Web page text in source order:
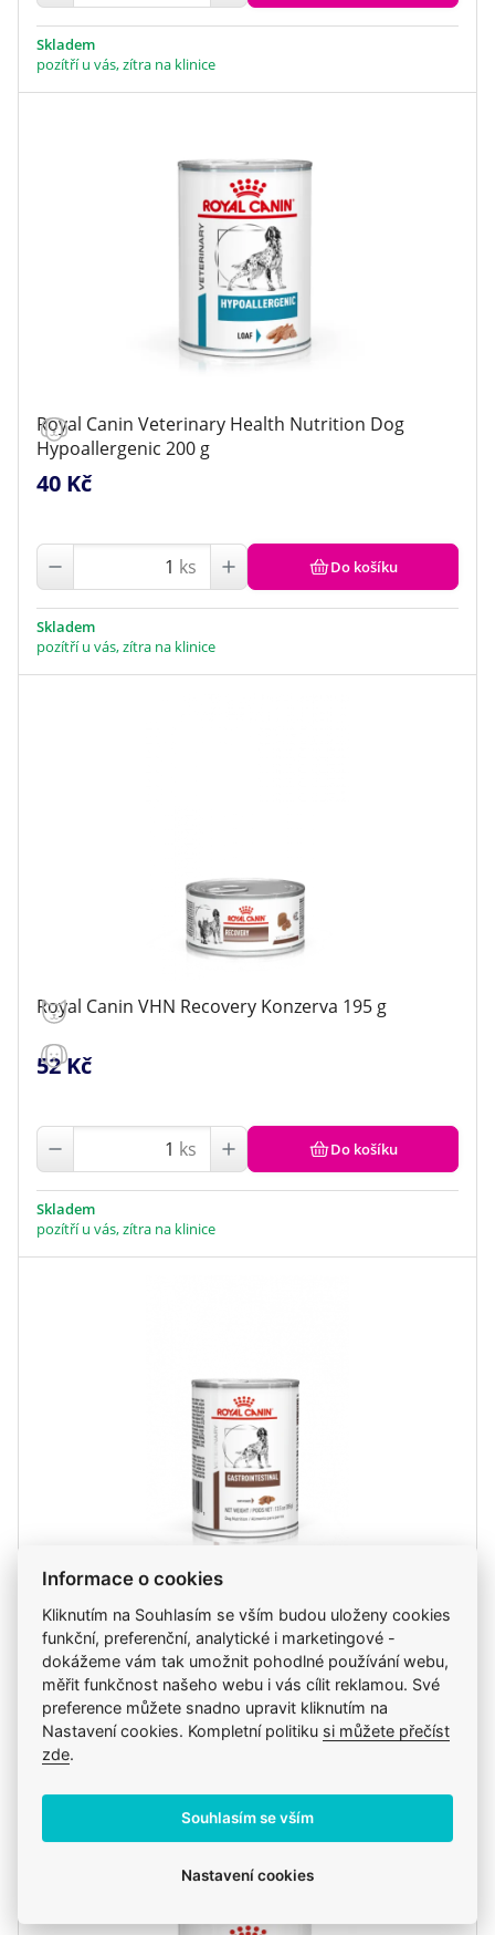
Skladem
pozítří u vás, zítra na klinice
Royal Canin Veterinary Health Nutrition Dog
Hypoallergenic 200 g
40 Kč
ks Do košíku
Skladem
pozítří u vás, zítra na klinice
Royal Canin VHN Recovery Konzerva 195 g
52 Kč
ks Do košíku
Skladem
pozítří u vás, zítra na klinice
Royal Canin VHN Dog Gastrointestinal, Konzerva
400 g
71 Kč
ks Do košíku
Skladem
pozítří u vás, zítra na klinice
Informace o cookies
Kliknutím na Souhlasím se vším budou uloženy cookies
funkční, preferenční, analytické i marketingové -
dokážeme vám tak umožnit pohodlné používání webu,
měřit funkčnost našeho webu i vás cílit reklamou. Své
preference můžete snadno upravit kliknutím na
Nastavení cookies. Kompletní politiku si můžete přečíst
zde.
Souhlasím se vším
Nastavení cookies